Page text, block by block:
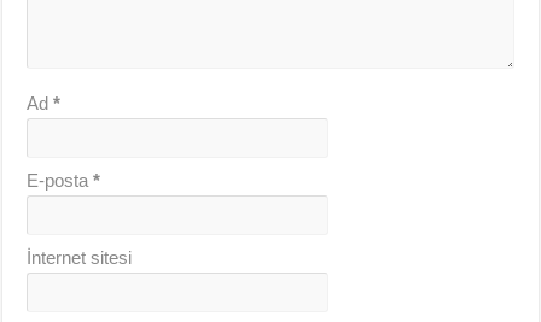
Ad*
E-posta*
İnternet sitesi